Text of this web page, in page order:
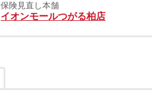
保険見直し本舗
イオンモールつがる柏店